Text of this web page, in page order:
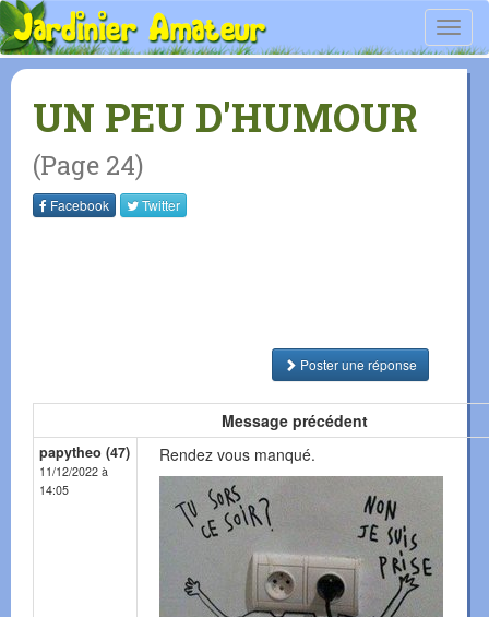
UN PEU D'HUMOUR
(Page 24)
Facebook Twitter
Poster une réponse
Message précédent
papytheo (47)
11/12/2022 à
14:05
Rendez vous manqué.